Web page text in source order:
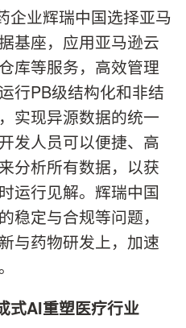
企业辉瑞中国选择亚马
基座，应用亚马逊云
库等服务，高效管理
行PB级结构化和非结
实现异源数据的统一
发人员可以便捷、高
分析所有数据，以获
运行见解。辉瑞中国
稳定与合规等问题，
与药物研发上，加速
式AI重塑医疗行业